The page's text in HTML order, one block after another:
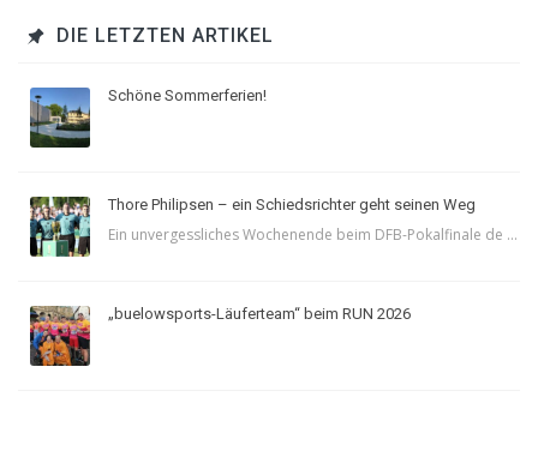
DIE LETZTEN ARTIKEL
Schöne Sommerferien!
Thore Philipsen – ein Schiedsrichter geht seinen Weg
Ein unvergessliches Wochenende beim DFB-Pokalfinale de ...
„buelowsports-Läuferteam“ beim RUN 2026